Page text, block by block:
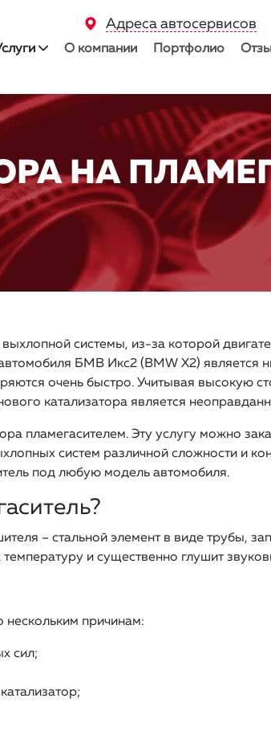
Адреса автосервисов
О компании Портфолио
НА
системы, из-за которой
БМВ Икс2 (BMW X2) является
очень быстро. Учитывая высокую
катализатора является
пламегасителем. Эту услугу можно
систем различной сложности и
под любую модель автомобиля.
– стальной элемент в виде трубы,
и существенно глушит
нескольким причинам:
сил;